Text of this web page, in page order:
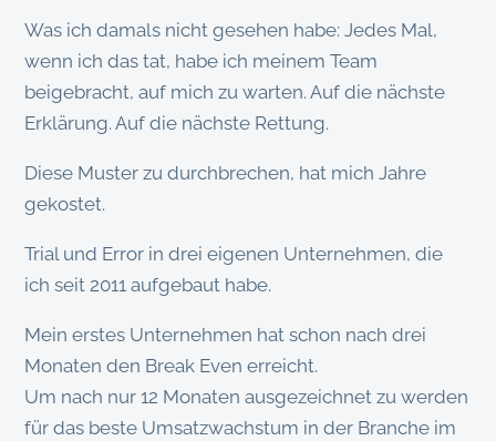
Was ich damals nicht gesehen habe: Jedes Mal,
wenn ich das tat, habe ich meinem Team
beigebracht, auf mich zu warten. Auf die nächste
Erklärung. Auf die nächste Rettung.
Diese Muster zu durchbrechen, hat mich Jahre
gekostet.
Trial und Error in drei eigenen Unternehmen, die
ich seit 2011 aufgebaut habe.
Mein erstes Unternehmen hat schon nach drei
Monaten den Break Even erreicht.
Um nach nur 12 Monaten ausgezeichnet zu werden
für das beste Umsatzwachstum in der Branche im